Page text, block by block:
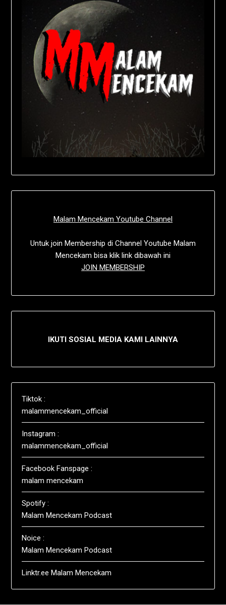
Malam Mencekam Youtube Channel
Untuk join Membership di Channel Youtube Malam
Mencekam bisa klik link dibawah ini
JOIN MEMBERSHIP
IKUTI SOSIAL MEDIA KAMI LAINNYA
Tiktok :
malammencekam_official
Instagram :
malammencekam_official
Facebook Fanspage :
malam mencekam
Spotify :
Malam Mencekam Podcast
Noice :
Malam Mencekam Podcast
Linktr.ee Malam Mencekam